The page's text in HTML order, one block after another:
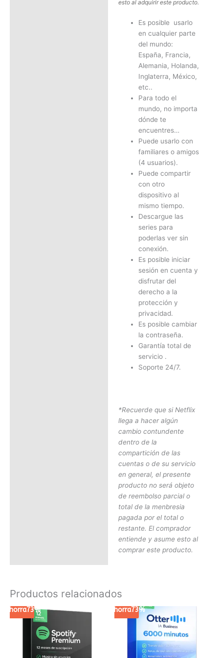
esto al adquirir este producto.
Es posible usarlo
en cualquier parte
del mundo:
España, Francia,
Alemania, Holanda,
Inglaterra, México,
etc..
Para todo el
mundo, no importa
dónde te
encuentres…
Puede usarlo con
familiares o amigos
(4 usuarios).
Puede compartir
con otro
dispositivo al
mismo tiempo.
Descargue las
series para
poderlas ver sin
conexión.
Es posible iniciar
sesión en cuenta y
disfrutar del
derecho a la
protección y
privacidad.
Es posible cambiar
la contraseña.
Garantía total de
servicio .
Soporte 24/7.
*Recuerde que si Netflix
llega a hacer algún
cambio contundente
dentro de la
compartición de las
cuentas o de su servicio
en general, el presente
producto no será objeto
de reembolso parcial o
total de la menbresia
pagada por el total o
restante. El comprador
entiende y asume esto al
comprar este producto.
Productos relacionados
Ahorra73%
El
original
era:
El
Ahorra73%
El
precio
original
era:
precio
actual
es: